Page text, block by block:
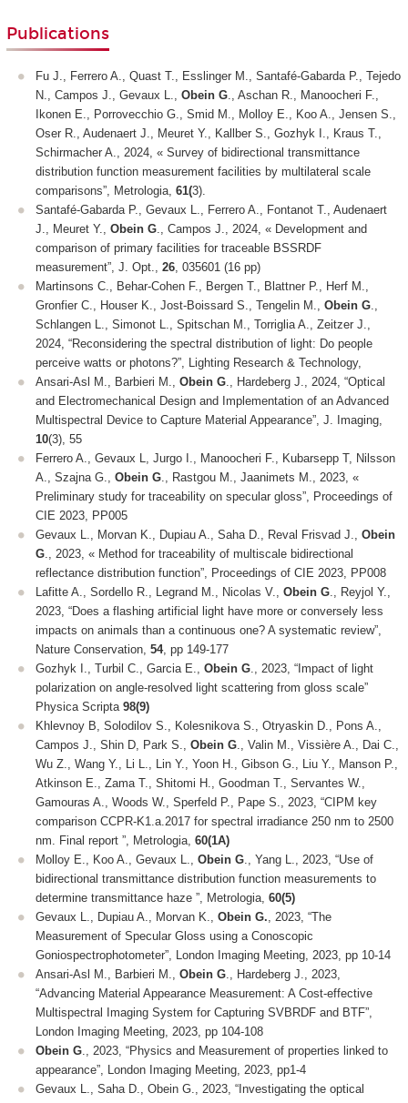
Publications
Fu J., Ferrero A., Quast T., Esslinger M., Santafé-Gabarda P., Tejedo
N., Campos J., Gevaux L., Obein G ., Aschan R., Manoocheri F.,
Ikonen E., Porrovecchio G., Smid M., Molloy E., Koo A., Jensen S.,
Oser R., Audenaert J., Meuret Y., Kallber S., Gozhyk I., Kraus T.,
Schirmacher A., 2024, « Survey of bidirectional transmittance
distribution function measurement facilities by multilateral scale
comparisons”, Metrologia, 61(3).
Santafé-Gabarda P., Gevaux L., Ferrero A., Fontanot T., Audenaert
J., Meuret Y., Obein G ., Campos J., 2024, « Development and
comparison of primary facilities for traceable BSSRDF
measurement”, J. Opt., 26 , 035601 (16 pp)
Martinsons C., Behar-Cohen F., Bergen T., Blattner P., Herf M.,
Gronfier C., Houser K., Jost-Boissard S., Tengelin M., Obein G
Schlangen L., Simonot L., Spitschan M., Torriglia A., Zeitzer J.,
2024, “Reconsidering the spectral distribution of light: Do people
perceive watts or photons?”, Lighting Research & Technology,
Ansari-Asl M., Barbieri M., Obein G ., Hardeberg J., 2024, “Optical
and Electromechanical Design and Implementation of an Advanced
Multispectral Device to Capture Material Appearance”, J. Imaging,
10(3), 55
Ferrero A., Gevaux L, Jurgo I., Manoocheri F., Kubarsepp T, Nilsson
A., Szajna G., Obein G ., Rastgou M., Jaanimets M., 2023, «
Preliminary study for traceability on specular gloss”, Proceedings of
CIE 2023, PP005
Gevaux L., Morvan K., Dupiau A., Saha D., Reval Frisvad J., Obein
G ., 2023, « Method for traceability of multiscale bidirectional
reflectance distribution function”, Proceedings of CIE 2023, PP008
Lafitte A., Sordello R., Legrand M., Nicolas V., Obein G ., Reyjol Y.,
2023, “Does a flashing artificial light have more or conversely less
impacts on animals than a continuous one? A systematic review”,
Nature Conservation, 54, pp 149-177
Gozhyk I., Turbil C., Garcia E., Obein G ., 2023, “Impact of light
polarization on angle-resolved light scattering from gloss scale”
Physica Scripta 98(9)
Khlevnoy B, Solodilov S., Kolesnikova S., Otryaskin D., Pons A.,
Campos J., Shin D, Park S., Obein G ., Valin M., Vissière A., Dai C.,
Wu Z., Wang Y., Li L., Lin Y., Yoon H., Gibson G., Liu Y., Manson P.,
Atkinson E., Zama T., Shitomi H., Goodman T., Servantes W.,
Gamouras A., Woods W., Sperfeld P., Pape S., 2023, “CIPM key
comparison CCPR-K1.a.2017 for spectral irradiance 250 nm to 2500
nm. Final report ”, Metrologia, 60(1A)
Molloy E., Koo A., Gevaux L., Obein G ., Yang L., 2023, “Use of
bidirectional transmittance distribution function measurements to
determine transmittance haze ”, Metrologia, 60(5)
Gevaux L., Dupiau A., Morvan K.,
Obein G. , 2023, “The
Measurement of Specular Gloss using a Conoscopic
Goniospectrophotometer”, London Imaging Meeting, 2023, pp 10-14
Ansari-Asl M., Barbieri M., Obein G ., Hardeberg J., 2023,
“Advancing Material Appearance Measurement: A Cost-effective
Multispectral Imaging System for Capturing SVBRDF and BTF”,
London Imaging Meeting, 2023, pp 104-108
Obein G ., 2023, “Physics and Measurement of properties linked to
appearance”, London Imaging Meeting, 2023, pp1-4
Gevaux L., Saha D., Obein G., 2023, “Investigating the optical